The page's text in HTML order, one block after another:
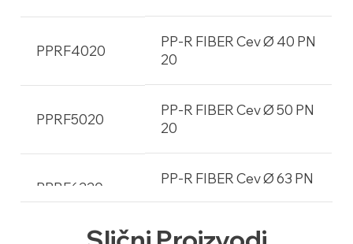
PPRF4020
PP-R FIBER Cev Ø 40 PN
20
PPRF5020
PP-R FIBER Cev Ø 50 PN
20
PPRF6320
PP-R FIBER Cev Ø 63 PN